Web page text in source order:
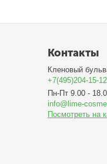
Контакты
Кленовый
+7(495)204-15-12
Пн-Пт 9.00 -
info@lime-
Посмотреть на